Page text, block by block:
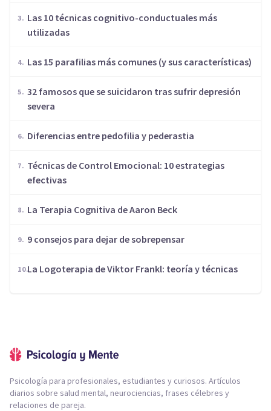
Las 10 técnicas cognitivo-conductuales más
utilizadas
Las 15 parafilias más comunes (y sus características)
32 famosos que se suicidaron tras sufrir depresión
severa
Diferencias entre pedofilia y pederastia
Técnicas de Control Emocional: 10 estrategias
efectivas
​La Terapia Cognitiva de Aaron Beck
9 consejos para dejar de sobrepensar
La Logoterapia de Viktor Frankl: teoría y técnicas
Psicología para profesionales, estudiantes y curiosos. Artículos
diarios sobre salud mental, neurociencias, frases célebres y
relaciones de pareja.